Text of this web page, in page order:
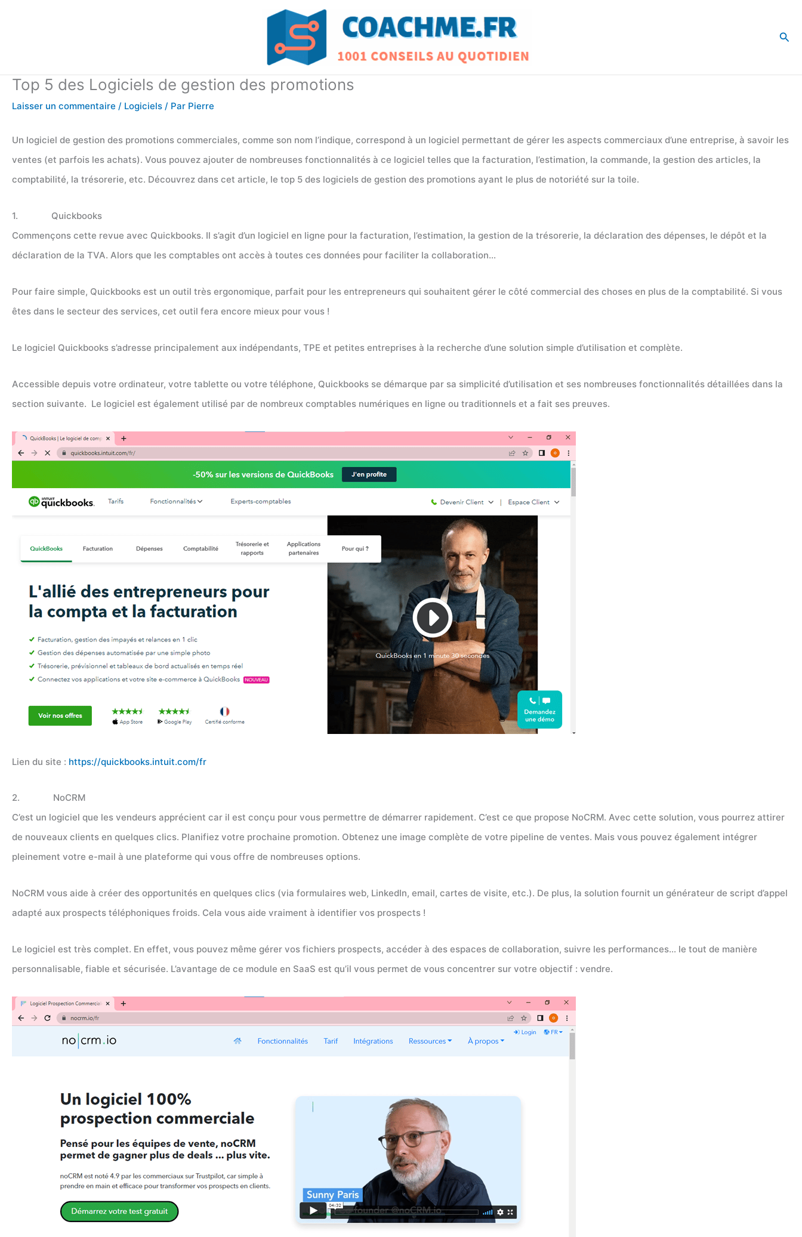
Top 5 des Logiciels de gestion des promotions
Laisser un commentaire / Logiciels / Par Pierre
Un logiciel de gestion des promotions commerciales, comme son nom l’indique, correspond à un logiciel permettant de gérer les aspects commerciaux d’une entreprise, à savoir les
ventes (et parfois les achats). Vous pouvez ajouter de nombreuses fonctionnalités à ce logiciel telles que la facturation, l’estimation, la commande, la gestion des articles, la
comptabilité, la trésorerie, etc. Découvrez dans cet article, le top 5 des logiciels de gestion des promotions ayant le plus de notoriété sur la toile.
1. Quickbooks
Commençons cette revue avec Quickbooks. Il s’agit d’un logiciel en ligne pour la facturation, l’estimation, la gestion de la trésorerie, la déclaration des dépenses, le dépôt et la
déclaration de la TVA. Alors que les comptables ont accès à toutes ces données pour faciliter la collaboration…
Pour faire simple, Quickbooks est un outil très ergonomique, parfait pour les entrepreneurs qui souhaitent gérer le côté commercial des choses en plus de la comptabilité. Si vous
êtes dans le secteur des services, cet outil fera encore mieux pour vous !
Le logiciel Quickbooks s’adresse principalement aux indépendants, TPE et petites entreprises à la recherche d’une solution simple d’utilisation et complète.
Accessible depuis votre ordinateur, votre tablette ou votre téléphone, Quickbooks se démarque par sa simplicité d’utilisation et ses nombreuses fonctionnalités détaillées dans la
section suivante. Le logiciel est également utilisé par de nombreux comptables numériques en ligne ou traditionnels et a fait ses preuves.
Lien du site : https://quickbooks.intuit.com/fr
2. NoCRM
C’est un logiciel que les vendeurs apprécient car il est conçu pour vous permettre de démarrer rapidement. C’est ce que propose NoCRM. Avec cette solution, vous pourrez attirer
de nouveaux clients en quelques clics. Planifiez votre prochaine promotion. Obtenez une image complète de votre pipeline de ventes. Mais vous pouvez également intégrer
pleinement votre e-mail à une plateforme qui vous offre de nombreuses options.
NoCRM vous aide à créer des opportunités en quelques clics (via formulaires web, LinkedIn, email, cartes de visite, etc.). De plus, la solution fournit un générateur de script d’appel
adapté aux prospects téléphoniques froids. Cela vous aide vraiment à identifier vos prospects !
Le logiciel est très complet. En effet, vous pouvez même gérer vos fichiers prospects, accéder à des espaces de collaboration, suivre les performances… le tout de manière
personnalisable, fiable et sécurisée. L’avantage de ce module en SaaS est qu’il vous permet de vous concentrer sur votre objectif : vendre.